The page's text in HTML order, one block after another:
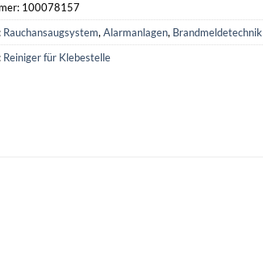
100078157
Rauchansaugsystem,Alarmanlagen, Brandmeldetechnik
Reiniger für Klebestelle